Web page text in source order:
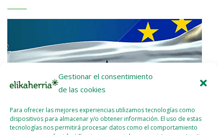
Gestionar el consentimiento
de las cookies
Para ofrecer las mejores experiencias utilizamos tecnologías como
dispositivos para almacenar y/o obtener información. El uso de estas
tecnologías nos permitirá procesar datos como el comportamiento